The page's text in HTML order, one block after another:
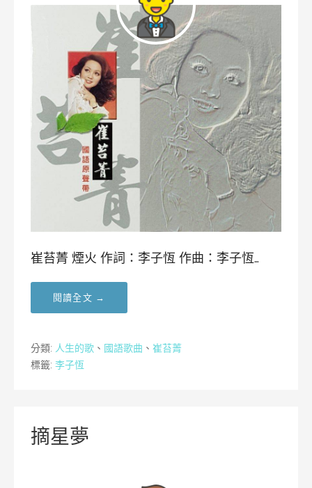
崔苔菁 煙火 作詞：李子恆 作曲：李子恆…
閱讀全文 →
分類: 人生的歌 、 國語歌曲 、 崔苔菁
標籤: 李子恆
摘星夢